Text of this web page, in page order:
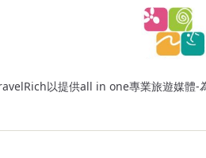
以提供all in one專業旅遊媒體-